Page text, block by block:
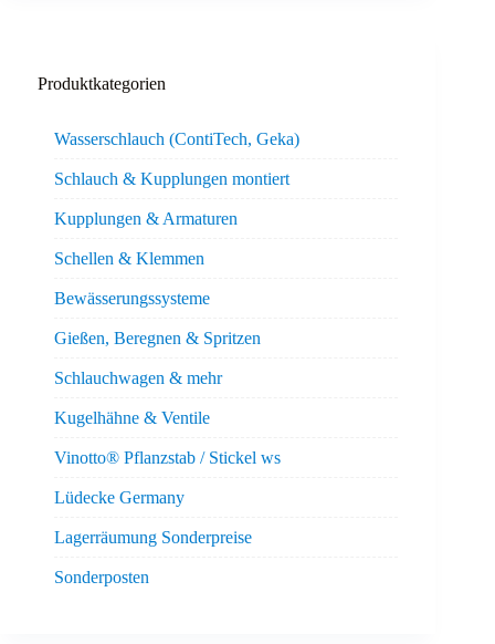
Produktkategorien
Wasserschlauch (ContiTech, Geka)
Schlauch & Kupplungen montiert
Kupplungen & Armaturen
Schellen & Klemmen
Bewässerungssysteme
Gießen, Beregnen & Spritzen
Schlauchwagen & mehr
Kugelhähne & Ventile
Vinotto® Pflanzstab / Stickel ws
Lüdecke Germany
Lagerräumung Sonderpreise
Sonderposten